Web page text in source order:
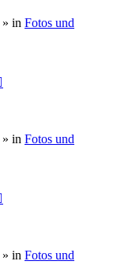
» in Fotos und
» in Fotos und
» in Fotos und